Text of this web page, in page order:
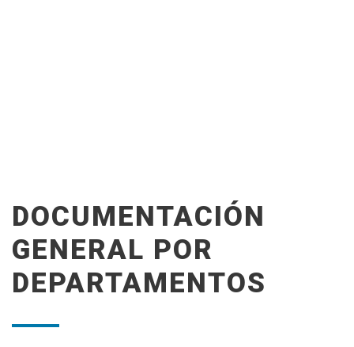
DOCUMENTACIÓN
GENERAL POR
DEPARTAMENTOS